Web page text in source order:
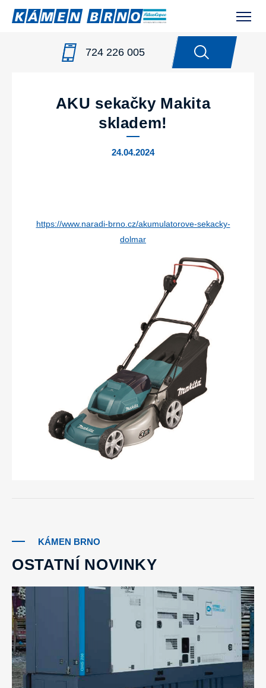
724 226 005
AKU SEKAČKY MAKITA SKLADEM!
AKU sekačky Makita
skladem!
24.04.2024
https://www.naradi-brno.cz/akumulatorove-sekacky-
dolmar
KÁMEN BRNO
OSTATNÍ NOVINKY